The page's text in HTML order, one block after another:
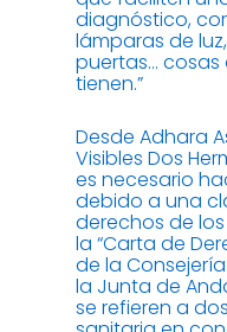
diagnóstico,
lámparas de
puertas…
tienen.”
Desde Adhara
Visibles Dos
es necesario
debido a una
derechos de
la “Carta de
de la
la Junta de
se refieren a